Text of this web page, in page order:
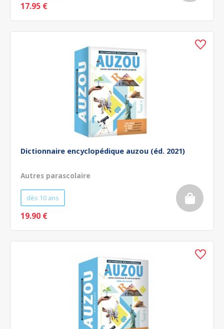
17.95 €
Dictionnaire encyclopédique auzou (éd. 2021)
Autres parascolaire
dès 10 ans
19.90 €